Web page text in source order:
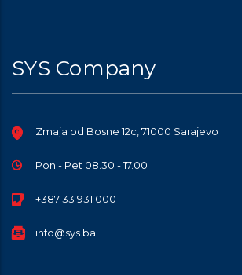
SYS Company
Zmaja od Bosne 12c, 71000 Sarajevo
Pon - Pet 08.30 - 17.00
+387 33 931 000
info@sys.ba